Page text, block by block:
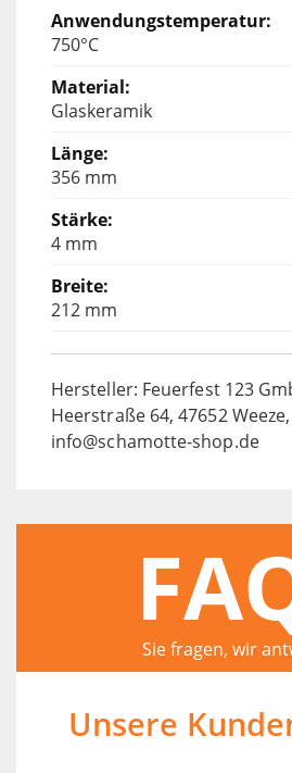
750°C
Glaskeramik
356 mm
4 mm
212 mm
Hersteller: Feuerfest 123
Heerstraße 64, 47652
info@schamotte-shop.de
Sie fragen, wir
Unsere